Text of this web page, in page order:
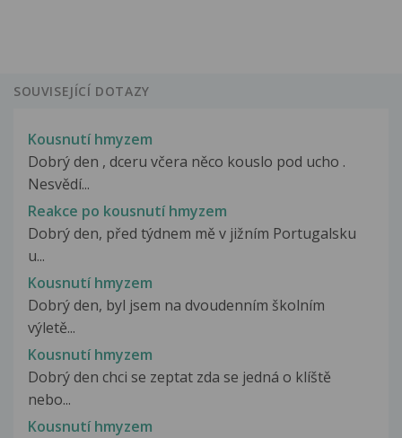
SOUVISEJÍCÍ DOTAZY
Kousnutí hmyzem
Dobrý den , dceru včera něco kouslo pod ucho .
Nesvědí...
Reakce po kousnutí hmyzem
Dobrý den, před týdnem mě v jižním Portugalsku
u...
Kousnutí hmyzem
Dobrý den, byl jsem na dvoudenním školním
výletě...
Kousnutí hmyzem
Dobrý den chci se zeptat zda se jedná o klíště
nebo...
Kousnutí hmyzem